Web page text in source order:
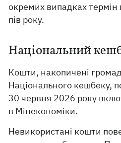
окремих випадках
пів року.
Національний
Кошти, накопичені
Національного кешбеку,
30 червня 2026 року
в Мінекономіки.
Невикористані кошти